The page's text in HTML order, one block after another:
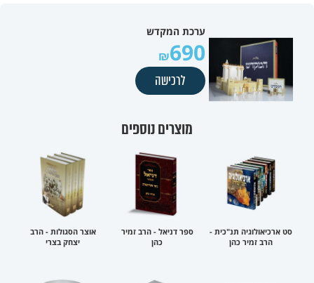
ערכת המקדש
690
לרכישה
מוצרים נוספים
סט ארכיאולוגיה תנ"כית -
הרב זמיר כהן
ספר דניאל - הרב זמיר
כהן
אוצר הסגולות - הרב
יצחק בצרי